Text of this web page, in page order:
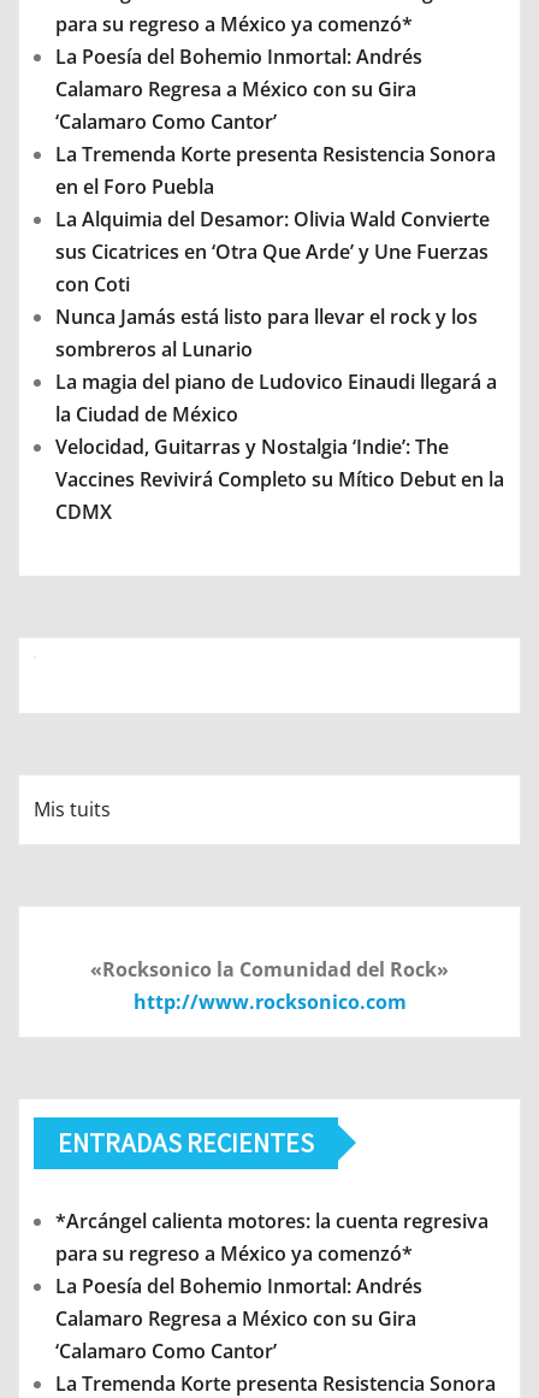
para su regreso a México ya comenzó*
La Poesía del Bohemio Inmortal: Andrés
Calamaro Regresa a México con su Gira
‘Calamaro Como Cantor’
La Tremenda Korte presenta Resistencia Sonora
en el Foro Puebla
La Alquimia del Desamor: Olivia Wald Convierte
sus Cicatrices en ‘Otra Que Arde’ y Une Fuerzas
con Coti
Nunca Jamás está listo para llevar el rock y los
sombreros al Lunario
La magia del piano de Ludovico Einaudi llegará a
la Ciudad de México
Velocidad, Guitarras y Nostalgia ‘Indie’: The
Vaccines Revivirá Completo su Mítico Debut en la
CDMX
Mis tuits
«Rocksonico la Comunidad del Rock»
http://www.rocksonico.com
ENTRADAS RECIENTES
*Arcángel calienta motores: la cuenta regresiva
para su regreso a México ya comenzó*
La Poesía del Bohemio Inmortal: Andrés
Calamaro Regresa a México con su Gira
‘Calamaro Como Cantor’
La Tremenda Korte presenta Resistencia Sonora